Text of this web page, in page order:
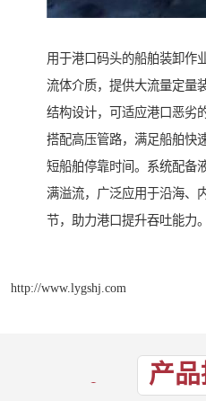
用于港口码头的船舶装卸作
流体介质，提供大流量定量
结构设计，可适应港口恶劣
搭配高压管路，满足船舶快
短船舶停靠时间。系统配备
满溢流，广泛应用于沿海、
节，助力港口提升吞吐能力。
http://www.lygshj.com
产